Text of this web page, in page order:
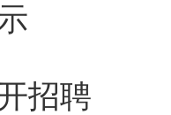
招聘